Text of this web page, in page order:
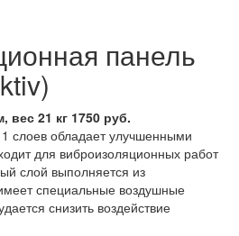
панель
вес 21 кг 1750 руб.
слоев обладает улучшенными
для виброизоляционных работ
слой выполняется из
специальные воздушные
снизить воздействие